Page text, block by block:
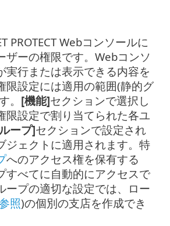
PROTECT Webコンソールに
ザーの権限です。Webコンソ
実行または表示できる内容を
限設定には適用の範囲(静的グ
。 [機能]セクションで選択し
限設定で割り当てられた各ユ
ープ]セクションで設定され
ジェクトに適用されます。特
へのアクセス権を保有する
すべてに自動的にアクセスで
ープの適切な設定では、ロー
照)の個別の支店を作成でき